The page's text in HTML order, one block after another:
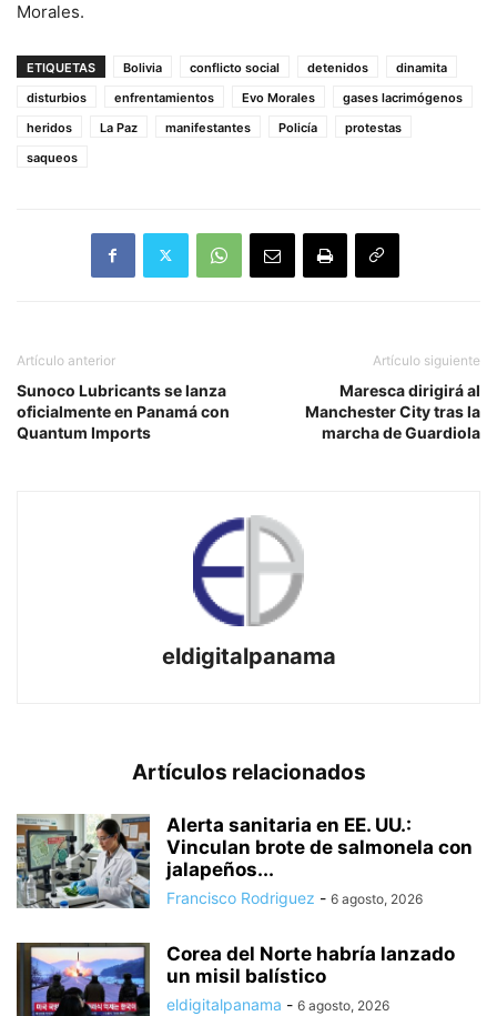
Morales.
ETIQUETAS Bolivia conflicto social detenidos
dinamita
disturbios
enfrentamientos Evo Morales
gases lacrimógenos
heridos
La Paz manifestantes Policía
protestas
saqueos
Artículo anterior
Sunoco Lubricants se lanza
oficialmente en Panamá con
Quantum Imports
Artículo siguiente
Maresca dirigirá al
Manchester City tras la
marcha de Guardiola
eldigitalpanama
Artículos relacionados
Alerta sanitaria en EE. UU.:
Vinculan brote de salmonela con
jalapeños...
Francisco Rodriguez - 6 agosto, 2026
Corea del Norte habría lanzado
un misil balístico
eldigitalpanama - 6 agosto, 2026